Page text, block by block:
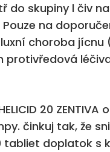
do skupiny l čiv
na
choroba jícnu
protivředová
20
činkuj tak, že
doplatok s